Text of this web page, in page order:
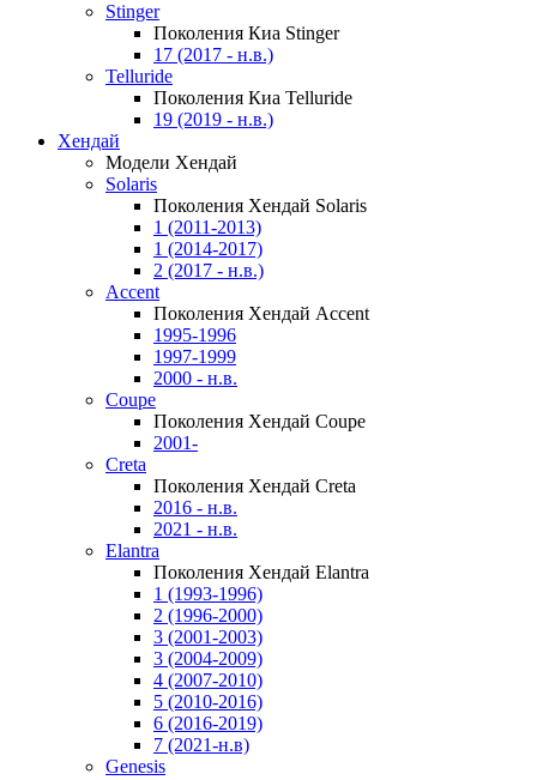
Stinger
Поколения Киа Stinger
17 (2017 - н.в.)
Telluride
Поколения Киа Telluride
19 (2019 - н.в.)
Хендай
Модели Хендай
Solaris
Поколения Хендай Solaris
1 (2011-2013)
1 (2014-2017)
2 (2017 - н.в.)
Accent
Поколения Хендай Accent
1995-1996
1997-1999
2000 - н.в.
Coupe
Поколения Хендай Coupe
2001-
Creta
Поколения Хендай Creta
2016 - н.в.
2021 - н.в.
Elantra
Поколения Хендай Elantra
1 (1993-1996)
2 (1996-2000)
3 (2001-2003)
3 (2004-2009)
4 (2007-2010)
5 (2010-2016)
6 (2016-2019)
7 (2021-н.в)
Genesis